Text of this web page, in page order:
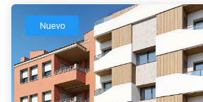
Nuevo